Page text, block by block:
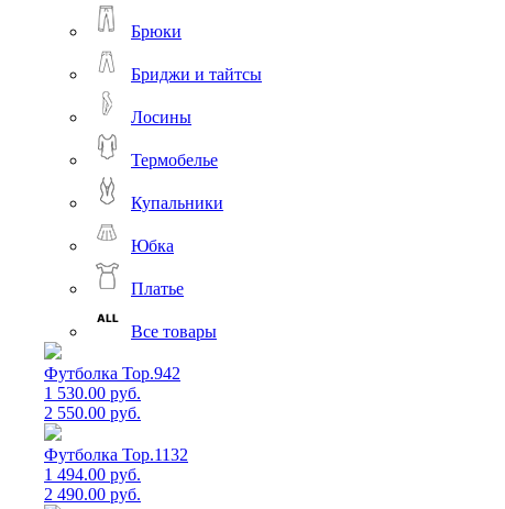
Брюки
Бриджи и тайтсы
Лосины
Термобелье
Купальники
Юбка
Платье
Все товары
Футболка Top.942
1 530.00 руб.
2 550.00 руб.
Футболка Top.1132
1 494.00 руб.
2 490.00 руб.